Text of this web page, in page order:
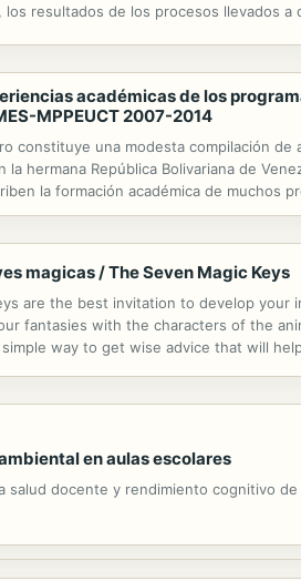
los resultados de los procesos llevados
académicas de los
MPPEUCT 2007-2014
constituye una modesta compilación
la hermana República Bolivariana de
la formación académica de muchos
magicas / The Seven Magic Keys
are the best invitation to develop your
fantasies with the characters of the
way to get wise advice that will
en aulas escolares
salud docente y rendimiento cognitivo